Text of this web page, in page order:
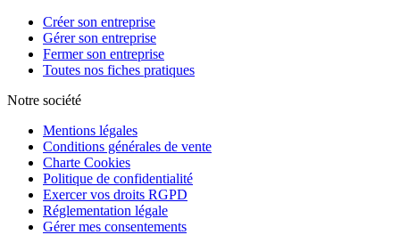
Créer son entreprise
Gérer son entreprise
Fermer son entreprise
Toutes nos fiches pratiques
Notre société
Mentions légales
Conditions générales de vente
Charte Cookies
Politique de confidentialité
Exercer vos droits RGPD
Réglementation légale
Gérer mes consentements